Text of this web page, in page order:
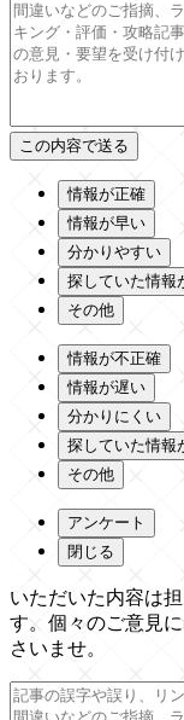
情報が正確
情報が早い
分かりやすい
探していた情報
その他
情報が不正確
情報が遅い
分かりにくい
探していた情報
その他
アンケート
閉じる
いただいた内容は
す。個々のご意見
さいませ。